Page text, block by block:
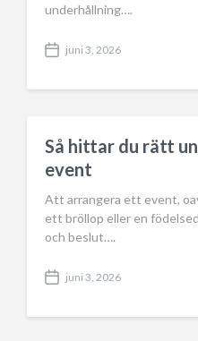
underhållning….
P
s
a
t
e
juni 3, 2026
Så hittar du rätt
event
Att arrangera ett event,
ett bröllop eller en
och beslut….
P
s
juni 3, 2026